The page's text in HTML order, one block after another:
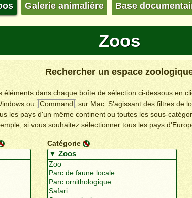
Galerie animalière Base
Zoos
Rechercher un espace
éléments dans chaque boîte de sélection ci-dessous en
ou Command
sur Mac. S'agissant des filtres de
les pays d'un même continent ou toutes les sous-
si vous souhaitez sélectionner tous les pays
Catégorie